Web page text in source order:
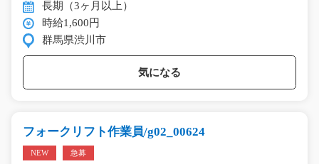
長期（3ヶ月以上）
時給1,600円
群馬県渋川市
気になる
フォークリフト作業員/g02_00624
NEW 急募